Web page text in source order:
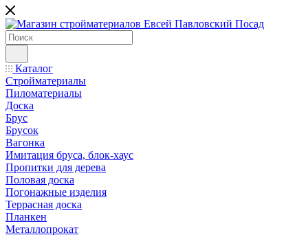
Каталог
Стройматериалы
Пиломатериалы
Доска
Брус
Брусок
Вагонка
Имитация бруса, блок-хаус
Пропитки для дерева
Половая доска
Погонажные изделия
Террасная доска
Планкен
Металлопрокат